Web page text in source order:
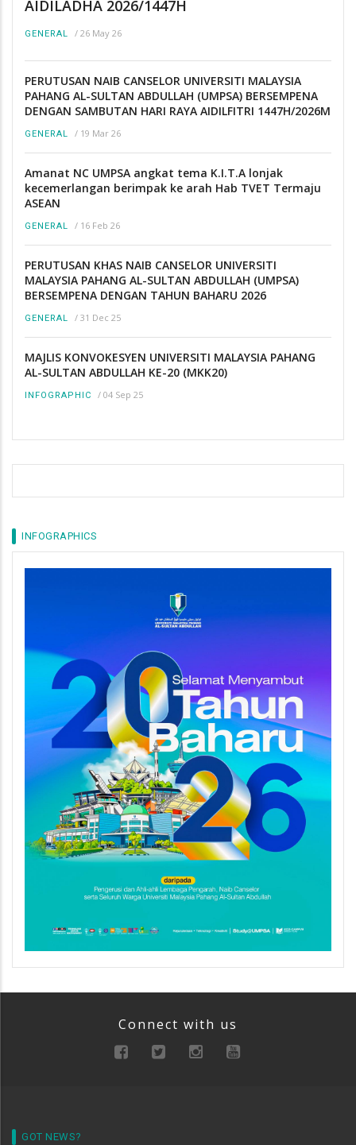
AIDILADHA 2026/1447H
GENERAL / 26 May 26
PERUTUSAN NAIB CANSELOR UNIVERSITI MALAYSIA
PAHANG AL-SULTAN ABDULLAH (UMPSA) BERSEMPENA
DENGAN SAMBUTAN HARI RAYA AIDILFITRI 1447H/2026M
GENERAL / 19 Mar 26
Amanat NC UMPSA angkat tema K.I.T.A lonjak
kecemerlangan berimpak ke arah Hab TVET Termaju
ASEAN
GENERAL / 16 Feb 26
PERUTUSAN KHAS NAIB CANSELOR UNIVERSITI
MALAYSIA PAHANG AL-SULTAN ABDULLAH (UMPSA)
BERSEMPENA DENGAN TAHUN BAHARU 2026
GENERAL / 31 Dec 25
MAJLIS KONVOKESYEN UNIVERSITI MALAYSIA PAHANG
AL-SULTAN ABDULLAH KE-20 (MKK20)
INFOGRAPHIC / 04 Sep 25
INFOGRAPHICS
Connect with us
GOT NEWS?